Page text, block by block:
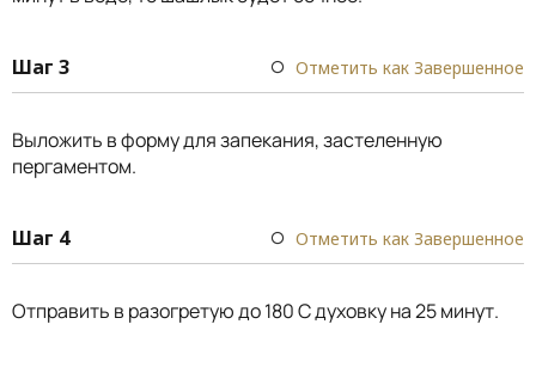
Шаг 3 Отметить как Завершенное
Выложить в форму для запекания, застеленную
пергаментом.
Шаг 4 Отметить как Завершенное
Отправить в разогретую до 180 С духовку на 25 минут.